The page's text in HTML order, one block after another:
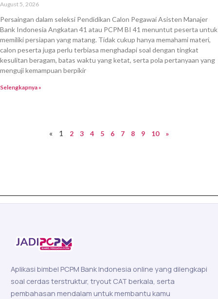
August 5, 2026
Persaingan dalam seleksi Pendidikan Calon Pegawai Asisten Manajer
Bank Indonesia Angkatan 41 atau PCPM BI 41 menuntut peserta untuk
memiliki persiapan yang matang. Tidak cukup hanya memahami materi,
calon peserta juga perlu terbiasa menghadapi soal dengan tingkat
kesulitan beragam, batas waktu yang ketat, serta pola pertanyaan yang
menguji kemampuan berpikir
Selengkapnya »
« 1 2 3 4 5 6 7 8 9 10 »
Aplikasi bimbel PCPM Bank Indonesia online yang dilengkapi
soal cerdas terstruktur, tryout CAT berkala, serta
pembahasan mendalam untuk membantu kamu